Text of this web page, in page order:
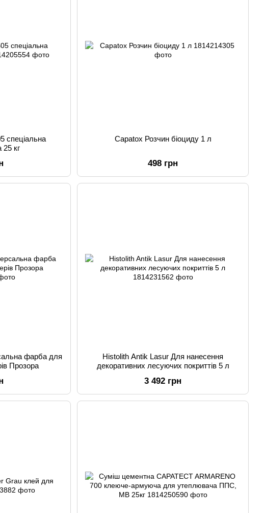
спеціальна
25 кг
Capatox Розчин біоциду 1 л
498 грн
фарба для
Прозора
Histolith Antik Lasur Для нанесення
декоративних лесуючих покриттів 5 л
3 492 грн